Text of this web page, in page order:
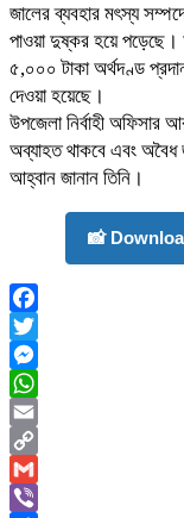
জালের ব্যবহার মৎস্য
পাওয়া দুষ্কর হয়ে
৫,০০০ টাকা অর্থদণ্ড
দেওয়া হয়েছে।
​উপজেলা নির্বাহী অফিসার
অব্যাহত থাকবে এবং অবৈধ
আহ্বান জানান তিনি।
📸
Facebook
Twitter
Messenger
WhatsApp
Email
Copy
Link
Gmail